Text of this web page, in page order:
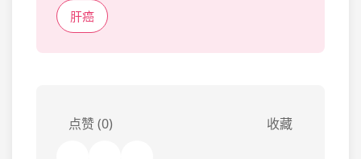
肝癌
点赞 (0) 收藏